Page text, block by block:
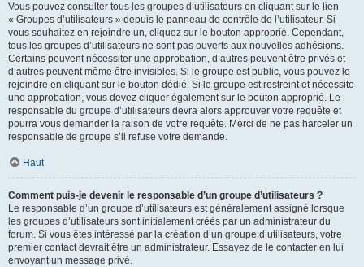
Vous pouvez consulter tous les groupes d’utilisateurs en cliquant sur le lien
« Groupes d’utilisateurs » depuis le panneau de contrôle de l’utilisateur. Si
vous souhaitez en rejoindre un, cliquez sur le bouton approprié. Cependant,
tous les groupes d’utilisateurs ne sont pas ouverts aux nouvelles adhésions.
Certains peuvent nécessiter une approbation, d’autres peuvent être privés et
d’autres peuvent même être invisibles. Si le groupe est public, vous pouvez le
rejoindre en cliquant sur le bouton dédié. Si le groupe est restreint et nécessite
une approbation, vous devez cliquer également sur le bouton approprié. Le
responsable du groupe d’utilisateurs devra alors approuver votre requête et
pourra vous demander la raison de votre requête. Merci de ne pas harceler un
responsable de groupe s’il refuse votre demande.
Haut
Comment puis-je devenir le responsable d’un groupe d’utilisateurs ?
Le responsable d’un groupe d’utilisateurs est généralement assigné lorsque
les groupes d’utilisateurs sont initialement créés par un administrateur du
forum. Si vous êtes intéressé par la création d’un groupe d’utilisateurs, votre
premier contact devrait être un administrateur. Essayez de le contacter en lui
envoyant un message privé.